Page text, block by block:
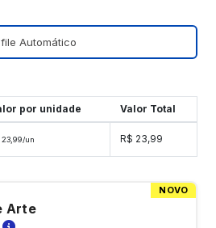
Automático
por unidade Valor Total
23,99/un R$ 23,99
NOVO
Arte